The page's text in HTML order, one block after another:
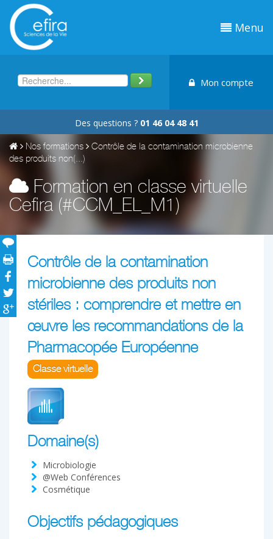
Menu
Mon compte
Des questions ? 01 46 04 48 41
Nos formations
Contrôle de la contamination microbienne
des produits non(...)
Formation en classe virtuelle
Cefira (#CCM_EL_M1)
Contrôle de la contamination
microbienne des produits non
stériles : comprendre et mettre en
œuvre les recommandations de la
Pharmacopée Européenne
Classe virtuelle
Domaine(s)
Microbiologie
@Web Conférences
Cosmétique
Objectifs pédagogiques